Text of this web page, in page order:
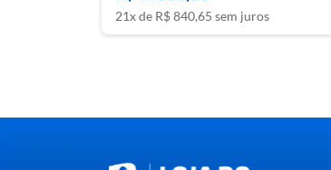
21x de R$840,65 sem juros